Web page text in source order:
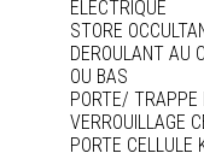
ELECTRIQUE
STORE
DEROULANT AU
OU BAS
PORTE/ TRAPPE
VERROUILLAGE
PORTE CELLULE